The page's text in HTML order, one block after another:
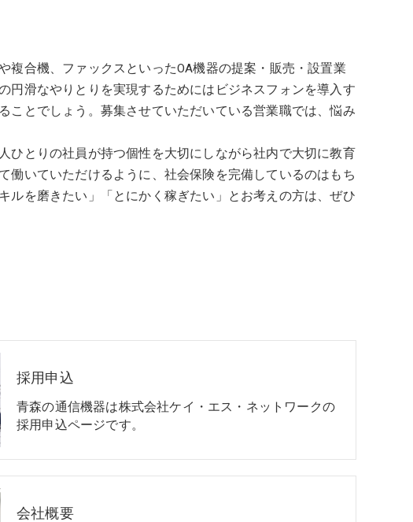
合機、ファックスといったOA機器の提案・販売・設置業
円滑なやりとりを実現するためにはビジネスフォンを導入す
ことでしょう。募集させていただいている営業職では、悩み
ひとりの社員が持つ個性を大切にしながら社内で大切に教育
いていただけるように、社会保険を完備しているのはもち
ルを磨きたい」「とにかく稼ぎたい」とお考えの方は、ぜひ
採用申込
青森の通信機器は株式会社ケイ・エス・ネットワークの
採用申込ページです。
会社概要